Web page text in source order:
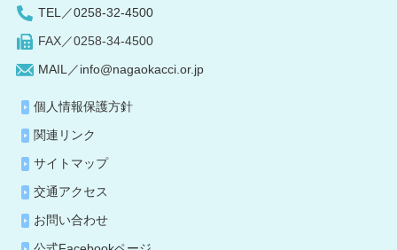
TEL／0258-32-4500
FAX／0258-34-4500
MAIL／info@nagaokacci.or.jp
個人情報保護方針
関連リンク
サイトマップ
交通アクセス
お問い合わせ